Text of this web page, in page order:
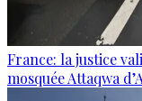
France: la justice
mosquée Attaqwa